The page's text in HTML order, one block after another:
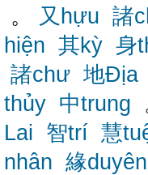
。 又hựu 諸
hiện 其kỳ 身
諸chư 地Địa
thủy 中trung
Lai 智trí 慧
nhân 緣duyên